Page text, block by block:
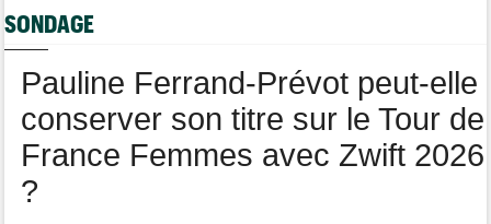
United Series"
SONDAGE
Pauline Ferrand-Prévot peut-elle
conserver son titre sur le Tour de
France Femmes avec Zwift 2026
?